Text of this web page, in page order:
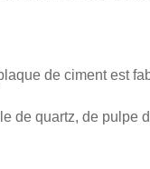
de ciment est
de quartz, de pulpe